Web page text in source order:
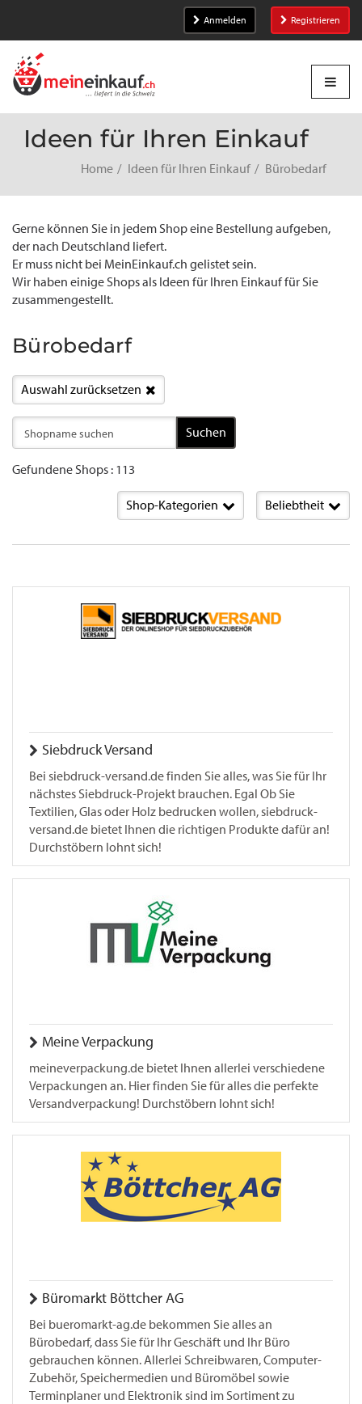
Anmelden Registrieren
Ideen für Ihren Einkauf
Home Ideen für Ihren Einkauf Bürobedarf
Gerne können Sie in jedem Shop eine Bestellung aufgeben,
der nach Deutschland liefert.
Er muss nicht bei MeinEinkauf.ch gelistet sein.
Wir haben einige Shops als Ideen für Ihren Einkauf für Sie
zusammengestellt.
Bürobedarf
Auswahl zurücksetzen
Suchen
Gefundene Shops : 113
Shop-Kategorien Beliebtheit
Siebdruck Versand
Bei siebdruck-versand.de finden Sie alles, was Sie für Ihr
nächstes Siebdruck-Projekt brauchen. Egal Ob Sie
Textilien, Glas oder Holz bedrucken wollen, siebdruck-
versand.de bietet Ihnen die richtigen Produkte dafür an!
Durchstöbern lohnt sich!
Meine Verpackung
meineverpackung.de bietet Ihnen allerlei verschiedene
Verpackungen an. Hier finden Sie für alles die perfekte
Versandverpackung! Durchstöbern lohnt sich!
Büromarkt Böttcher AG
Bei bueromarkt-ag.de bekommen Sie alles an
Bürobedarf, dass Sie für Ihr Geschäft und Ihr Büro
gebrauchen können. Allerlei Schreibwaren, Computer-
Zubehör, Speichermedien und Büromöbel sowie
Terminplaner und Elektronik sind im Sortiment zu